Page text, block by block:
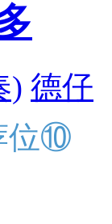
) 德仔
位⑩